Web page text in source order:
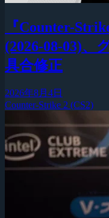
『Counter-
(2026-08-03)、
具合修正
2026年8月4日
Counter-Strike 2 (CS2)